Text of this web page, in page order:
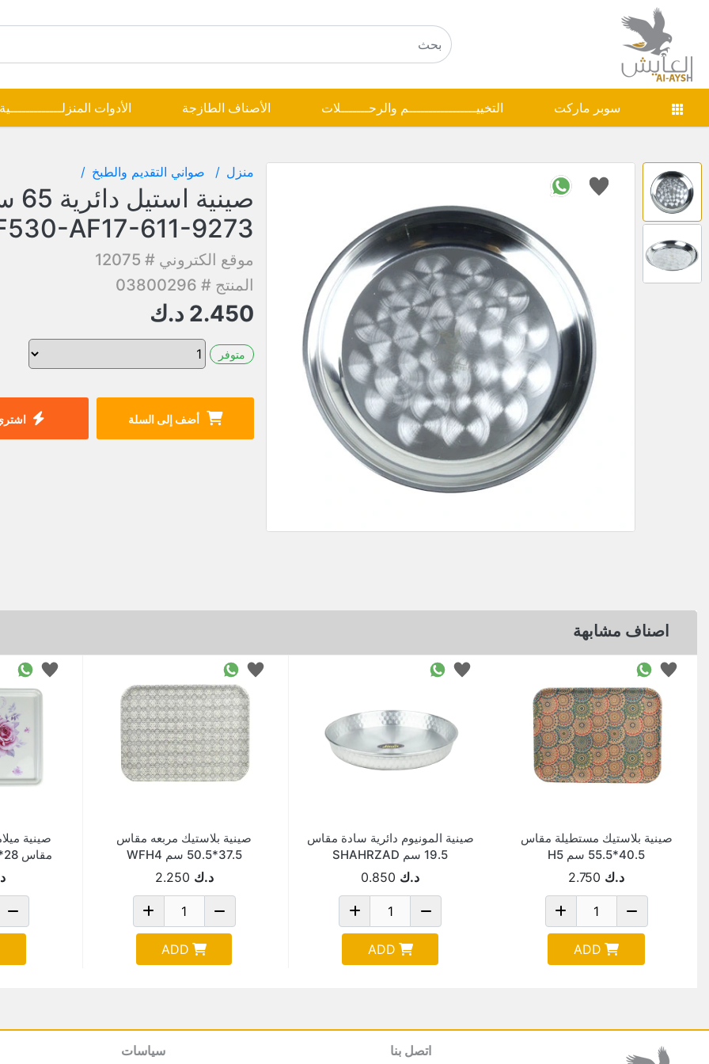
سوبر ماركت التخييـــــــــــــــــم والرحـــــــلات الأصناف الطازجة الأدوات المنزلـــــــــــــية
منزل صواني التقديم والطبخ
AF17-611-9273
موقع الكتروني # 12075
المنتج # 03800296
2.450 د.ك
متوفر
أضف إلى السلة
اصناف مشابهة
صينية بلاستيك مستطيلة مقاس
40.5*55.5 سم H5
د.ك 2.750
ADD
صينية المونيوم دائرية سادة مقاس
19.5 سم SHAHRZAD
د.ك 0.850
ADD
صينية بلاستيك مربعه مقاس
37.5*50.5 سم WFH4
د.ك 2.250
ADD
صينية
مقاس 28*36 سم AF-20-12
اتصل بنا سياسات